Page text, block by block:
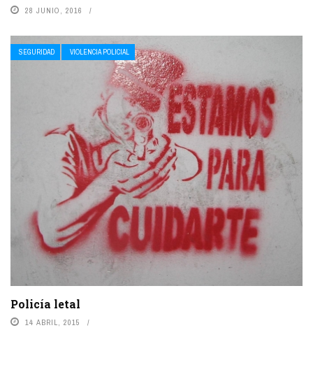
28 JUNIO, 2016
SEGURIDAD VIOLENCIA POLICIAL
Policía letal
14 ABRIL, 2015